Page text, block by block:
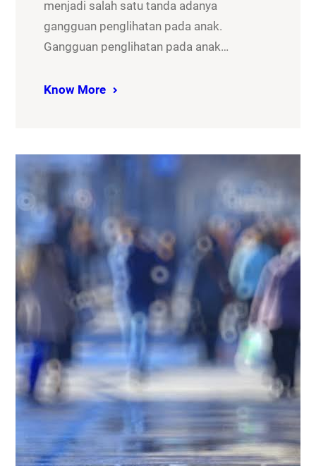
menjadi salah satu tanda adanya
gangguan penglihatan pada anak.
Gangguan penglihatan pada anak…
Know More